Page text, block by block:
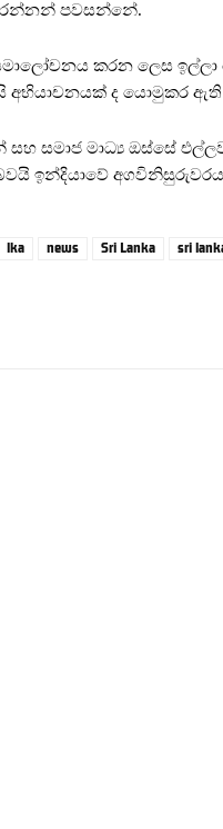
පවසන්නේ.
කරන ලෙස
අභියාචනයක් ද යොමුකර ඇති
සමාජ මාධ්‍ය ඔස්සේ
ඉන්දියාවේ
lka news Sri Lanka sri